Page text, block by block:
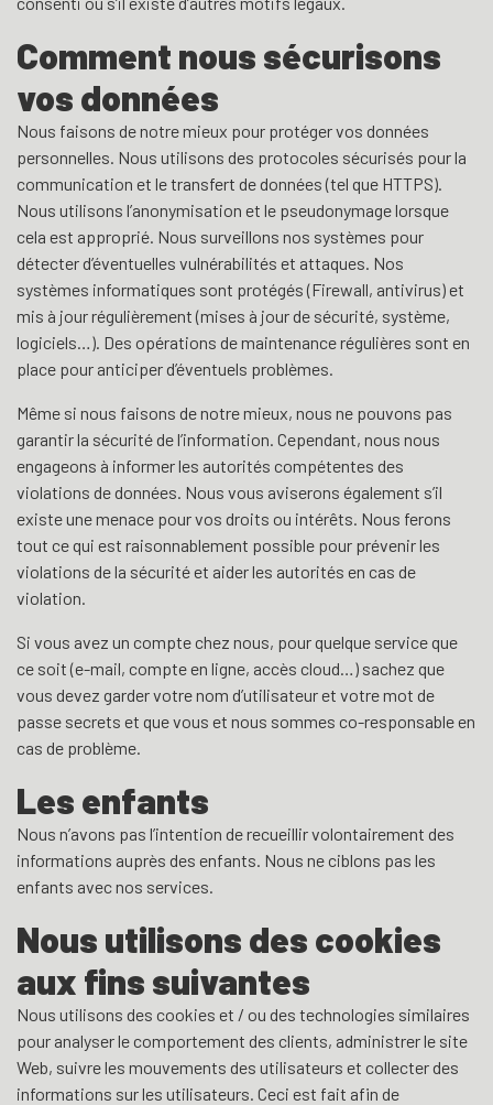
Comment nous sécurisons
vos données
Nous faisons de notre mieux pour protéger vos données
personnelles. Nous utilisons des protocoles sécurisés pour la
communication et le transfert de données (tel que HTTPS).
Nous utilisons l’anonymisation et le pseudonymage lorsque
cela est approprié. Nous surveillons nos systèmes pour
détecter d’éventuelles vulnérabilités et attaques. Nos
systèmes informatiques sont protégés (Firewall, antivirus) et
mis à jour régulièrement (mises à jour de sécurité, système,
logiciels…). Des opérations de maintenance régulières sont en
place pour anticiper d’éventuels problèmes.
Même si nous faisons de notre mieux, nous ne pouvons pas
garantir la sécurité de l’information. Cependant, nous nous
engageons à informer les autorités compétentes des
violations de données. Nous vous aviserons également s’il
existe une menace pour vos droits ou intérêts. Nous ferons
tout ce qui est raisonnablement possible pour prévenir les
violations de la sécurité et aider les autorités en cas de
violation.
Si vous avez un compte chez nous, pour quelque service que
ce soit (e-mail, compte en ligne, accès cloud…) sachez que
vous devez garder votre nom d’utilisateur et votre mot de
passe secrets et que vous et nous sommes co-responsable en
cas de problème.
Les enfants
Nous n’avons pas l’intention de recueillir volontairement des
informations auprès des enfants. Nous ne ciblons pas les
enfants avec nos services.
Nous utilisons des cookies
aux fins suivantes
Nous utilisons des cookies et / ou des technologies similaires
pour analyser le comportement des clients, administrer le site
Web, suivre les mouvements des utilisateurs et collecter des
informations sur les utilisateurs. Ceci est fait afin de